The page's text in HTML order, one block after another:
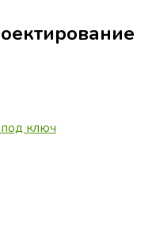
ключ